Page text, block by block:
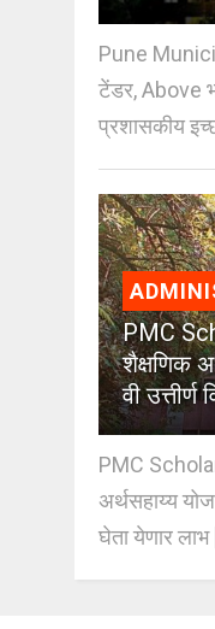
Pune
टेंडर, Above
प्रशासकीय
PMC
शैक्षणिक
वी उत्तीर्ण
PMC
अर्थसहाय्य
घेता येणार लाभ